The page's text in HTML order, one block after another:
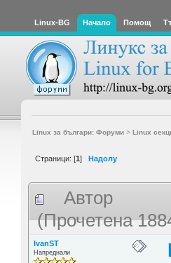
Linux-BG Начало Помощ
Linux за българи: Форуми> Linux
Страници: [1] Надолу
Автор
(Прочетена
IvanST
Напреднали